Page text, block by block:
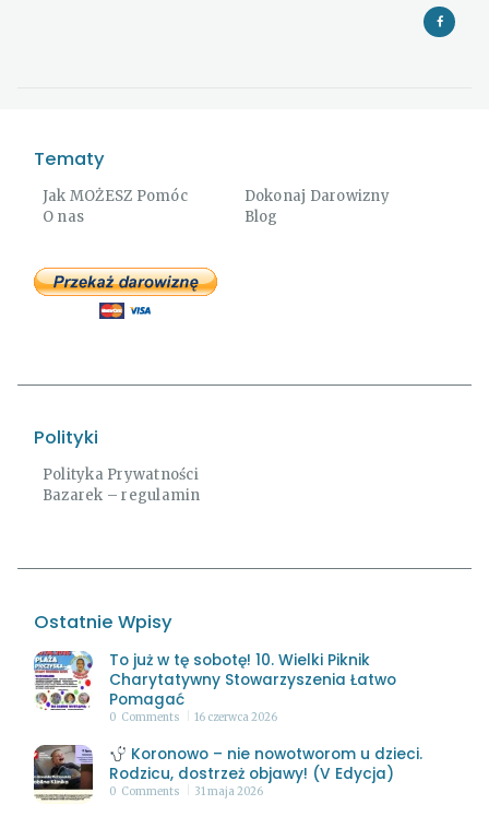
Tematy
Jak MOŻESZ Pomóc
Dokonaj Darowizny
O nas
Blog
Polityki
Polityka Prywatności
Bazarek – regulamin
Ostatnie Wpisy
To już w tę sobotę! 10. Wielki Piknik
Charytatywny Stowarzyszenia Łatwo
Pomagać
0 Comments 16 czerwca 2026
Koronowo – nie nowotworom u dzieci.
Rodzicu, dostrzeż objawy! (V Edycja)
0 Comments 31 maja 2026